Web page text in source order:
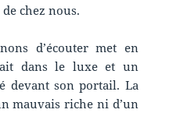
chez nous.
d’écouter met en
dans le luxe et un
devant son portail. La
mauvais riche ni d’un